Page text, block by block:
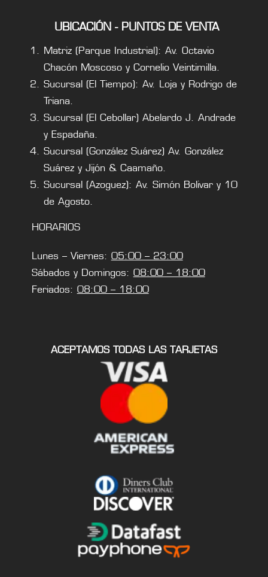
UBICACIÓN - PUNTOS DE VENTA
Matriz (Parque Industrial): Av. Octavio
Chacón Moscoso y Cornelio Veintimilla.
Sucursal (El Tiempo): Av. Loja y Rodrigo de
Triana.
Sucursal (El Cebollar) Abelardo J. Andrade
y Espadaña.
Sucursal (González Suárez) Av. González
Suárez y Jijón & Caamaño.
Sucursal (Azoguez): Av. Simón Bolivar y 10
de Agosto.
HORARIOS
Lunes – Viernes: 05:00 – 23:00
Sábados y Domingos: 08:00 – 18:00
Feriados: 08:00 – 18:00
ACEPTAMOS TODAS LAS TARJETAS